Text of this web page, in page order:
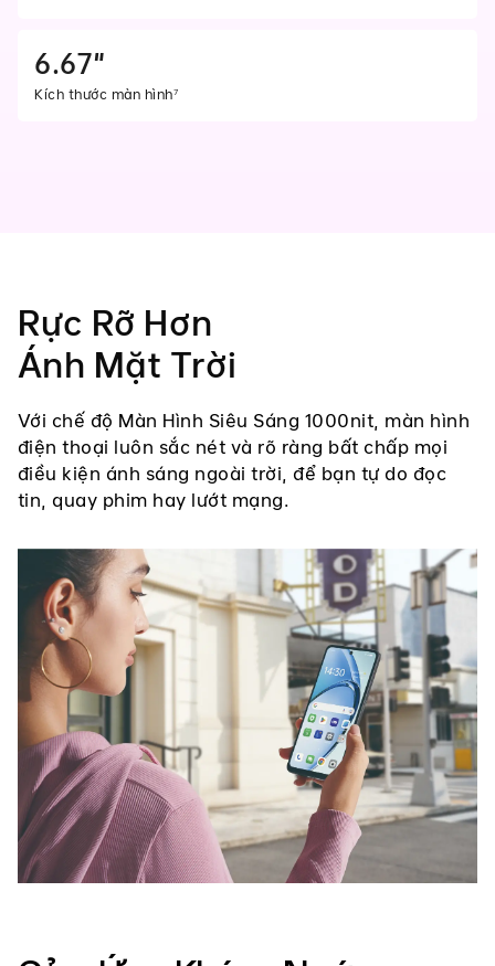
6.67"
Kích thước màn hình7
Rực Rỡ Hơn
Ánh Mặt Trời
Với chế độ Màn Hình Siêu Sáng 1000nit, màn hình
điện thoại luôn sắc nét và rõ ràng bất chấp mọi
điều kiện ánh sáng ngoài trời, để bạn tự do đọc
tin, quay phim hay lướt mạng.